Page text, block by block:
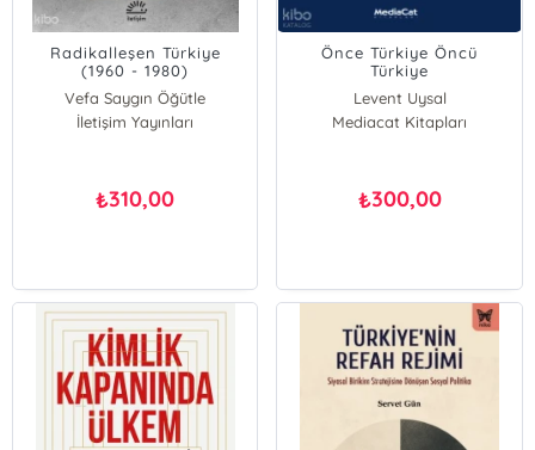
Radikalleşen Türkiye
(1960 - 1980)
Vefa Saygın Öğütle
Güney Çeğin
İletişim Yayınları
₺310,00
Önce Türkiye Öncü
Türkiye
Levent Uysal
Mediacat Kitapları
₺300,00